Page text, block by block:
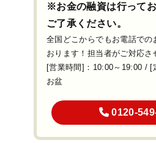
※お金の融資は行って
ご了承ください。
全国どこからでもお電話での
おります！担当者がご対応さ
[営業時間]：10:00～19:00 / [
お盆
0120-